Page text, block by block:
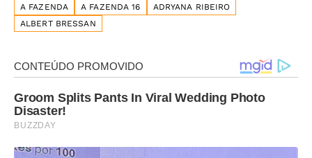
A FAZENDA A FAZENDA 16
ADRYANA RIBEIRO
ALBERT BRESSAN